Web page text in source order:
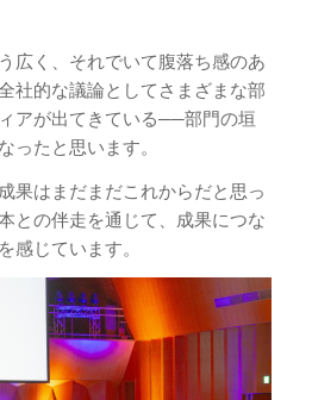
広く、それでいて腹落ち感のあ
社的な議論としてさまざまな部
アが出てきている──部門の垣
ったと思います。
果はまだまだこれからだと思っ
との伴走を通じて、成果につな
感じています。